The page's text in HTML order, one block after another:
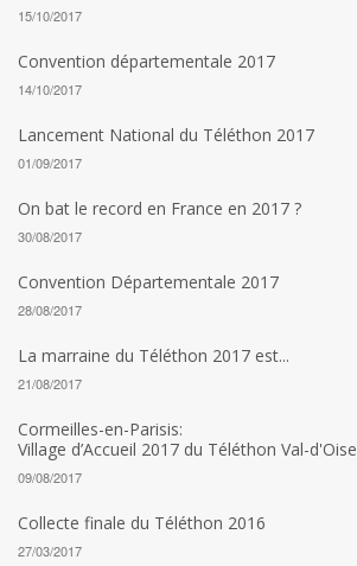
15/10/2017
Convention départementale 2017
14/10/2017
Lancement National du Téléthon 2017
01/09/2017
On bat le record en France en 2017 ?
30/08/2017
Convention Départementale 2017
28/08/2017
La marraine du Téléthon 2017 est...
21/08/2017
Cormeilles-en-Parisis:
Village d’Accueil 2017 du Téléthon Val-d'Oise
09/08/2017
Collecte finale du Téléthon 2016
27/03/2017